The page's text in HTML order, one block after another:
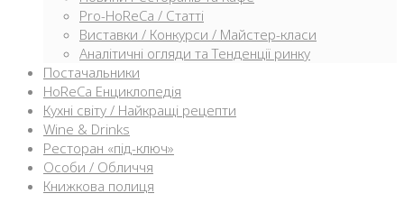
Pro-HoReCa / Статті
Виставки / Конкурси / Майстер-класи
Аналітичні огляди та Тенденції ринку
Постачальники
HoReCa Енциклопедія
Кухні світу / Найкращі рецепти
Wine & Drinks
Ресторан «під-ключ»
Особи / Обличчя
Книжкова полиця